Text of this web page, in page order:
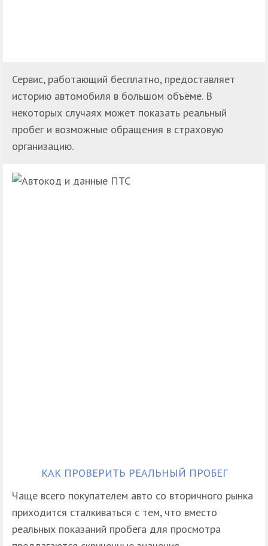
Сервис, работающий бесплатно, предоставляет
историю автомобиля в большом объёме. В
некоторых случаях может показать реальный
пробег и возможные обращения в страховую
организацию.
КАК ПРОВЕРИТЬ РЕАЛЬНЫЙ ПРОБЕГ
Чаще всего покупателем авто со вторичного рынка
приходится сталкиваться с тем, что вместо
реальных показаний пробега для просмотра